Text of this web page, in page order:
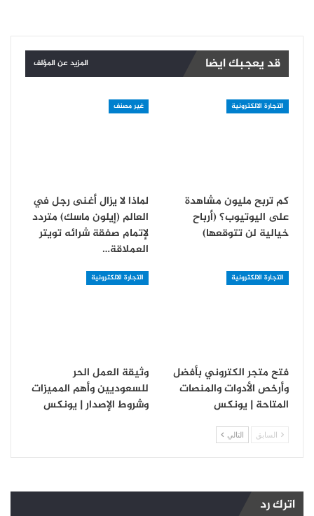
قد يعجبك ايضا المزيد عن المؤلف
التجارة الالكترونية
كم تربح مليون مشاهدة
على اليوتيوب؟ (أرباح
خيالية لن تتوقعها)
غير مصنف
لماذا لا يزال أغنى رجل في
العالم (إيلون ماسك) متردد
لإتمام صفقة شرائه تويتر
العملاقة…
التجارة الالكترونية
فتح متجر الكتروني بأفضل
وأرخص الأدوات والمنصات
المتاحة | يونكس
التجارة الالكترونية
وثيقة العمل الحر
للسعوديين وأهم المميزات
وشروط الإصدار | يونكس
السابق التالي
اترك رد